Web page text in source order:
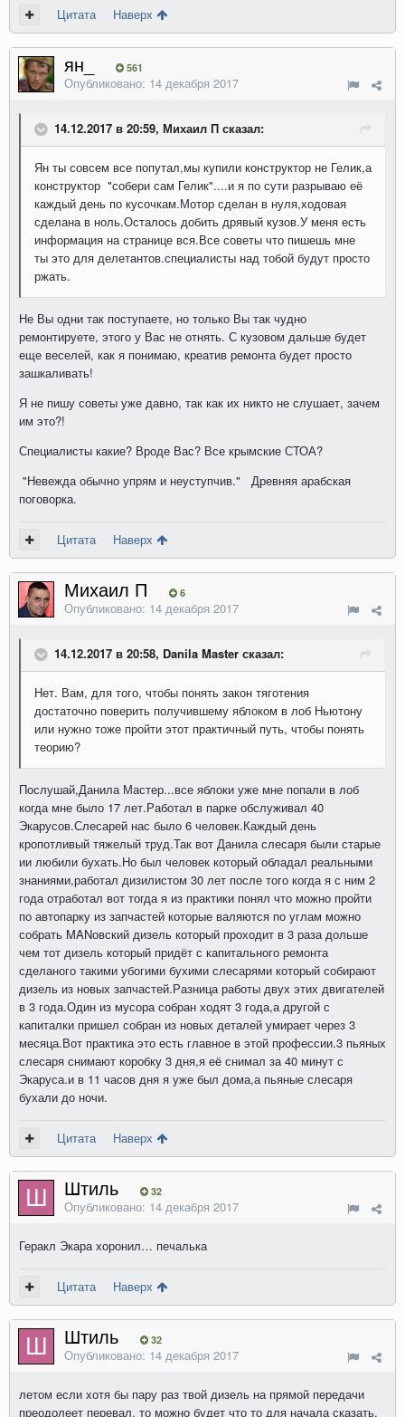
Цитата Наверх
ян_ 561
Опубликовано: 14 декабря 2017
14.12.2017 в 20:59, Михаил П сказал:
Ян ты совсем все попутал,мы купили конструктор не Гелик,а
конструктор "собери сам Гелик"....и я по сути разрываю её
каждый день по кусочкам.Мотор сделан в нуля,ходовая
сделана в ноль.Осталось добить дрявый кузов.У меня есть
информация на странице вся.Все советы что пишешь мне
ты это для делетантов.специалисты над тобой будут просто
ржать.
Не Вы одни так поступаете, но только Вы так чудно
ремонтируете, этого у Вас не отнять. С кузовом дальше будет
еще веселей, как я понимаю, креатив ремонта будет просто
зашкаливать!
Я не пишу советы уже давно, так как их никто не слушает, зачем
им это?!
Специалисты какие? Вроде Вас? Все крымские СТОА?
"Невежда обычно упрям и неуступчив." Древняя арабская
поговорка.
Цитата Наверх
Михаил П 6
Опубликовано: 14 декабря 2017
14.12.2017 в 20:58, Danila Master сказал:
Нет. Вам, для того, чтобы понять закон тяготения
достаточно поверить получившему яблоком в лоб Ньютону
или нужно тоже пройти этот практичный путь, чтобы понять
теорию?
Послушай,Данила Мастер...все яблоки уже мне попали в лоб
когда мне было 17 лет.Работал в парке обслуживал 40
Экарусов.Слесарей нас было 6 человек.Каждый день
кропотливый тяжелый труд.Так вот Данила слесаря были старые
ии любили бухать.Но был человек который обладал реальными
знаниями,работал дизилистом 30 лет после того когда я с ним 2
года отработал вот тогда я из практики понял что можно пройти
по автопарку из запчастей которые валяются по углам можно
собрать MANовский дизель который проходит в 3 раза дольше
чем тот дизель который придёт с капитального ремонта
сделаного такими убогими бухими слесарями который собирают
дизель из новых запчастей.Разница работы двух этих двигателей
в 3 года.Один из мусора собран ходят 3 года,а другой с
капиталки пришел собран из новых деталей умирает через 3
месяца.Вот практика это есть главное в этой профессии.3 пьяных
слесаря снимают коробку 3 дня,я её снимал за 40 минут с
Экаруса.и в 11 часов дня я уже был дома,а пьяные слесаря
бухали до ночи.
Цитата Наверх
Штиль 32
Опубликовано: 14 декабря 2017
Геракл Экара хоронил… печалька
Цитата Наверх
Штиль 32
Опубликовано: 14 декабря 2017
летом если хотя бы пару раз твой дизель на прямой передачи
преодолеет перевал, то можно будет что то для начала сказать,